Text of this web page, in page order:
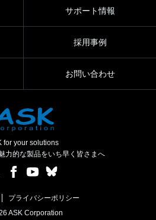
サポート情報
採用事例
お問い合わせ
for your solutions
力的な製品をいち早く皆さまへ
プライバシーポリシー
ASK Corporation